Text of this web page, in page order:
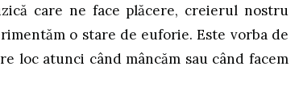
care ne face plăcere, creierul nostru
o stare de euforie. Este vorba de
loc atunci când mâncăm sau când facem